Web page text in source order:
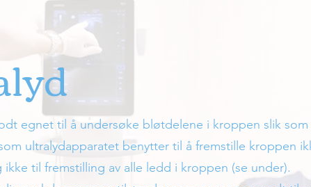
egnet til å undersøke bløtdelene i kroppen slik som
ultralydapparatet benytter til å fremstille kroppen
ikke til fremstilling av alle ledd i kroppen (se under).